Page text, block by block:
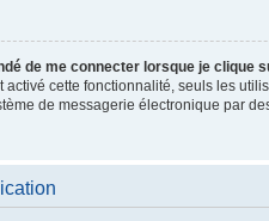
de me connecter lorsque je clique
activé cette fonctionnalité, seuls les
de messagerie électronique par